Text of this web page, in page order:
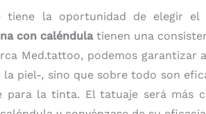
la oportunidad de elegir el
con caléndulatienen una
Med.tattoo, podemos
piel-, sino que sobre todo son
la tinta. El tatuaje será más